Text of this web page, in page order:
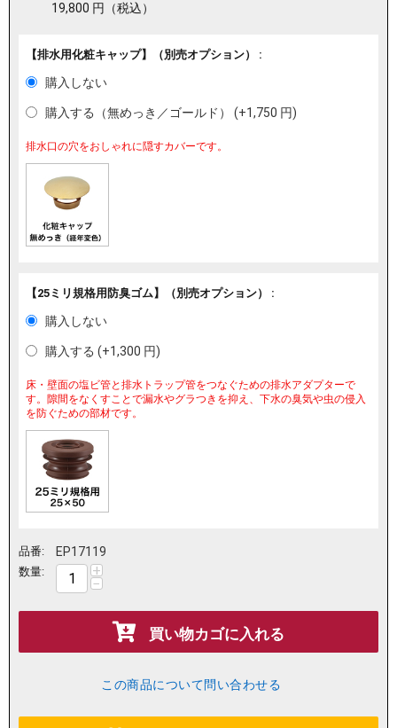
19,800 円 （税込）
【排水用化粧キャップ】（別売オプション） :
購入しない
購入する（無めっき／ゴールド） (+1,750 円)
排水口の穴をおしゃれに隠すカバーです。
【25ミリ規格用防臭ゴム】（別売オプション） :
購入しない
購入する (+1,300 円)
床・壁面の塩ビ管と排水トラップ管をつなぐための排水アダプターで
す。隙間をなくすことで漏水やグラつきを抑え、下水の臭気や虫の侵入
を防ぐための部材です。
品番: EP17119
数量: +
−
買い物カゴに入れる
この商品について問い合わせる